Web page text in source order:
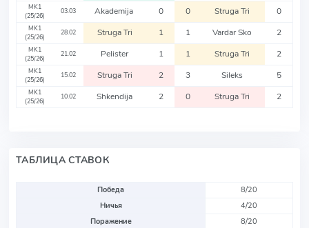
MK1
(25/26)
03.03 Akademija 0 0 Struga Tri 0
MK1
(25/26)
28.02 Struga Tri 1 1 Vardar Sko 2
MK1
(25/26)
21.02 Pelister 1 1 Struga Tri 2
MK1
(25/26)
15.02 Struga Tri 2 3 Sileks 5
MK1
(25/26)
10.02 Shkendija 2 0 Struga Tri 2
ТАБЛИЦА СТАВОК
Победа
8/20
Ничья
4/20
Поражение
8/20